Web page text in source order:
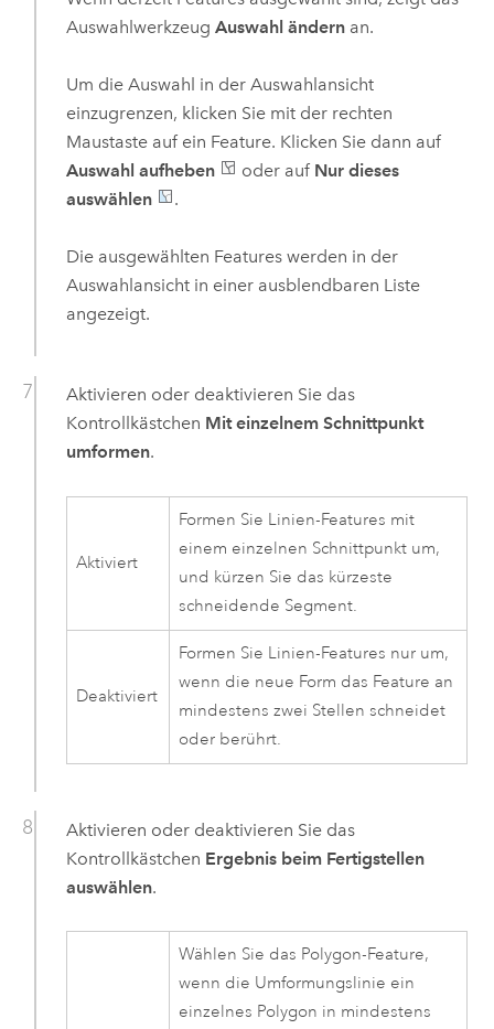
Auswahlwerkzeug Auswahl ändernan.
Um die Auswahl in der Auswahlansicht
einzugrenzen, klicken Sie mit der rechten
Maustaste auf ein Feature. Klicken Sie dann auf
Auswahl aufheben
oder auf Nur dieses
auswählen
.
Die ausgewählten Features werden in der
Auswahlansicht in einer ausblendbaren Liste
angezeigt.
Aktivieren oder deaktivieren Sie das
Kontrollkästchen Mit einzelnem Schnittpunkt
umformen.
Aktiviert
Formen Sie Linien-Features mit
einem einzelnen Schnittpunkt um,
und kürzen Sie das kürzeste
schneidende Segment.
Deaktiviert
Formen Sie Linien-Features nur um,
wenn die neue Form das Feature an
mindestens zwei Stellen schneidet
oder berührt.
Aktivieren oder deaktivieren Sie das
Kontrollkästchen Ergebnis beim Fertigstellen
auswählen.
Wählen Sie das Polygon-Feature,
wenn die Umformungslinie ein
einzelnes Polygon in mindestens